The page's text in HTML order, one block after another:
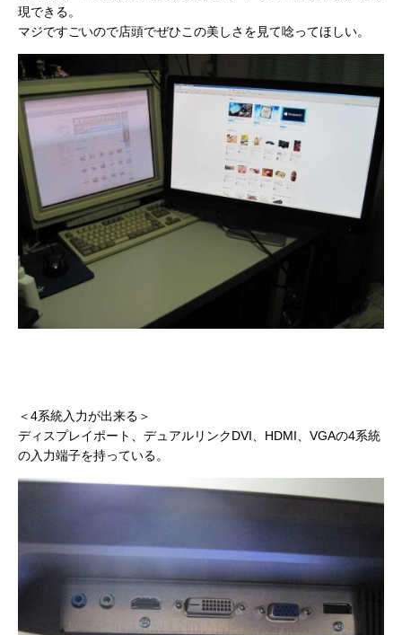
現できる。
マジですごいので店頭でぜひこの美しさを見て唸ってほしい。
＜4系統入力が出来る＞
ディスプレイポート、デュアルリンクDVI、HDMI、VGAの4系統
の入力端子を持っている。